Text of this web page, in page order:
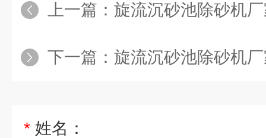
上一篇： 旋流沉砂池除砂机
下一篇： 旋流沉砂池除砂机
* 姓名：